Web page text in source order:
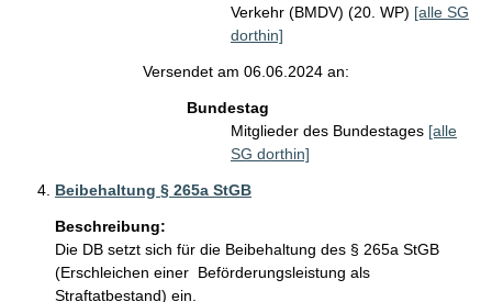
Verkehr (BMDV) (20. WP) [alle SG
dorthin]
Versendet am 06.06.2024 an:
Bundestag
Mitglieder des Bundestages [alle
SG dorthin]
Beibehaltung § 265a StGB
Beschreibung:
Die DB setzt sich für die Beibehaltung des § 265a StGB
(Erschleichen einer  Beförderungsleistung als
Straftatbestand) ein.